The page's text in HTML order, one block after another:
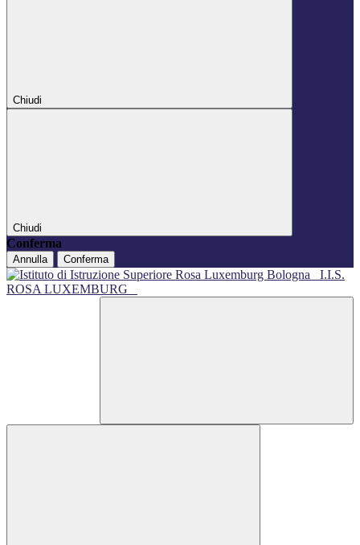
Chiudi
Chiudi
Conferma
Annulla Conferma
I.I.S.
ROSA LUXEMBURG